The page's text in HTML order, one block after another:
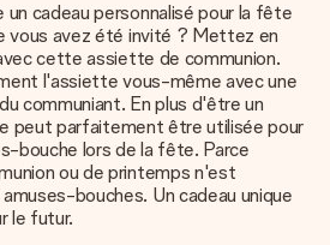
un cadeau personnalisé pour la fête
vous avez été invité ? Mettez en
cette assiette de communion.
l'assiette vous-même avec une
communiant. En plus d'être un
peut parfaitement être utilisée pour
bouche lors de la fête. Parce
ou de printemps n'est
bouches. Un cadeau unique
le futur.